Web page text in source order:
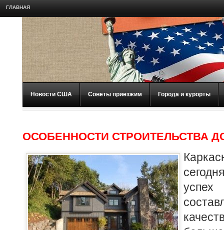
ГЛАВНАЯ
Новости США Советы приезжим Города и курорты
ОСОБЕННОСТИ СТРОИТЕЛЬСТВА